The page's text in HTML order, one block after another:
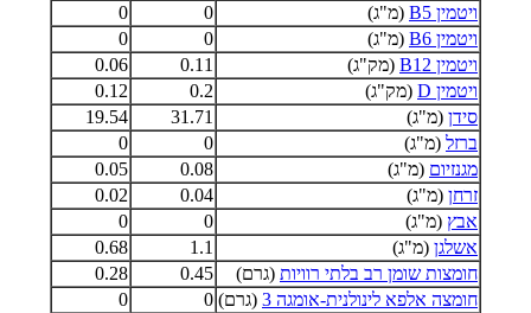
ויטמין B5
(מ"ג) 0
0
ויטמין B6
(מ"ג) 0
0
ויטמין B12
(מק"ג) 0.11
0.06
ויטמין D
(מק"ג) 0.2
0.12
סידן (מ"ג) 31.71
19.54
ברזל (מ"ג) 0
0
מגנזיום (מ"ג) 0.08
0.05
זרחן (מ"ג) 0.04
0.02
אבץ (מ"ג) 0
0
אשלגן (מ"ג) 1.1
0.68
חומצות שומן רב בלתי רוויות (גרם) 0.45
0.28
חומצה אלפא לינולנית-אומגה 3
(גרם) 0
0